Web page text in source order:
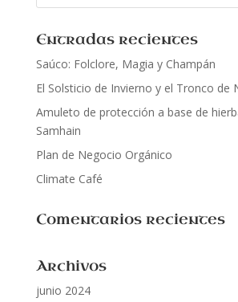
Entradas recientes
Saúco: Folclore, Magia y Champán
El Solsticio de Invierno y el Tronco de
Amuleto de protección a base de
Samhain
Plan de Negocio Orgánico
Climate Café
Comentarios recientes
Archivos
junio 2024